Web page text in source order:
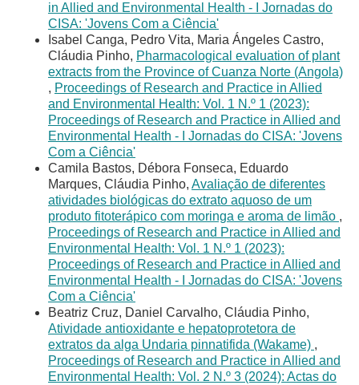
in Allied and Environmental Health - I Jornadas do
CISA: 'Jovens Com a Ciência'
Isabel Canga, Pedro Vita, Maria Ángeles Castro,
Cláudia Pinho, Pharmacological evaluation of plant
extracts from the Province of Cuanza Norte (Angola)
, Proceedings of Research and Practice in Allied
and Environmental Health: Vol. 1 N.º 1 (2023):
Proceedings of Research and Practice in Allied and
Environmental Health - I Jornadas do CISA: 'Jovens
Com a Ciência'
Camila Bastos, Débora Fonseca, Eduardo
Marques, Cláudia Pinho, Avaliação de diferentes
atividades biológicas do extrato aquoso de um
produto fitoterápico com moringa e aroma de limão ,
Proceedings of Research and Practice in Allied and
Environmental Health: Vol. 1 N.º 1 (2023):
Proceedings of Research and Practice in Allied and
Environmental Health - I Jornadas do CISA: 'Jovens
Com a Ciência'
Beatriz Cruz, Daniel Carvalho, Cláudia Pinho,
Atividade antioxidante e hepatoprotetora de
extratos da alga Undaria pinnatifida (Wakame) ,
Proceedings of Research and Practice in Allied and
Environmental Health: Vol. 2 N.º 3 (2024): Actas do